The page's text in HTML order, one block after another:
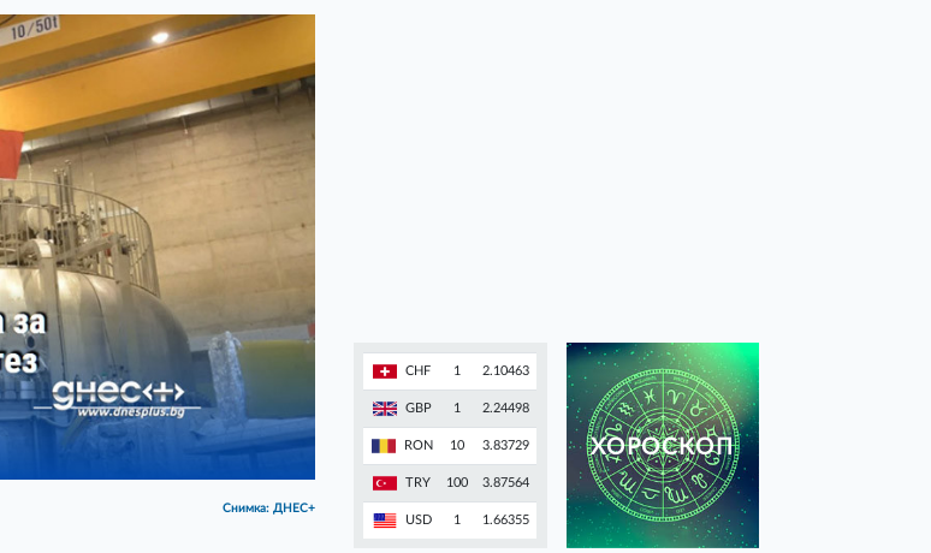
Снимка: ДНЕС+
CHF 1 2.10463
GBP 1 2.24498
RON 10 3.83729
TRY 100 3.87564
USD 1 1.66355
ХОРОСКОП